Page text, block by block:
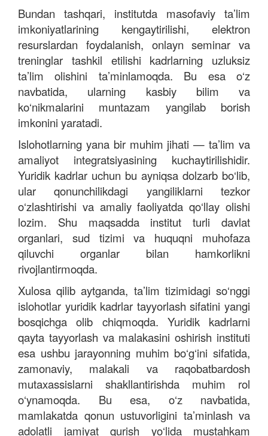
Bundan tashqari, institutda masofaviy ta’lim
imkoniyatlarining kengaytirilishi, elektron
resurslardan foydalanish, onlayn seminar va
treninglar tashkil etilishi kadrlarning uzluksiz
ta’lim olishini ta’minlamoqda. Bu esa o‘z
navbatida, ularning kasbiy bilim va
ko‘nikmalarini muntazam yangilab borish
imkonini yaratadi.
Islohotlarning yana bir muhim jihati — ta’lim va
amaliyot integratsiyasining kuchaytirilishidir.
Yuridik kadrlar uchun bu ayniqsa dolzarb bo‘lib,
ular qonunchilikdagi yangiliklarni tezkor
o‘zlashtirishi va amaliy faoliyatda qo‘llay olishi
lozim. Shu maqsadda institut turli davlat
organlari, sud tizimi va huquqni muhofaza
qiluvchi organlar bilan hamkorlikni
rivojlantirmoqda.
Xulosa qilib aytganda, ta’lim tizimidagi so‘nggi
islohotlar yuridik kadrlar tayyorlash sifatini yangi
bosqichga olib chiqmoqda. Yuridik kadrlarni
qayta tayyorlash va malakasini oshirish instituti
esa ushbu jarayonning muhim bo‘g‘ini sifatida,
zamonaviy, malakali va raqobatbardosh
mutaxassislarni shakllantirishda muhim rol
o‘ynamoqda. Bu esa, o‘z navbatida,
mamlakatda qonun ustuvorligini ta’minlash va
adolatli jamiyat qurish yo‘lida mustahkam